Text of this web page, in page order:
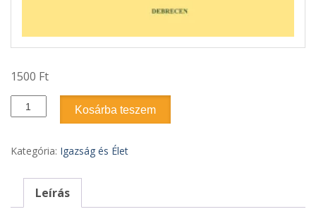
1500 Ft
2020.
1.
-
Igazság
mennyiség
Kosárba teszem
Kategória: Igazság és Élet
Leírás